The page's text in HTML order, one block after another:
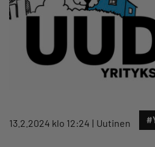
13.2.2024 klo 12:24 Uutinen